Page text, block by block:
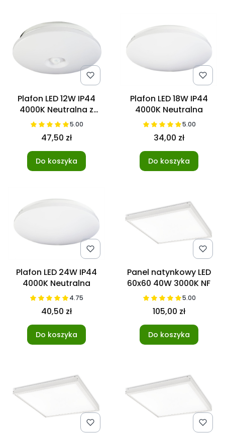
Plafon LED 12W IP44
4000K Neutralna z
czujnikiem ruchu
5.00
47,50 zł
Do koszyka
Plafon LED 18W IP44
4000K Neutralna
5.00
34,00 zł
Do koszyka
Plafon LED 24W IP44
4000K Neutralna
4.75
40,50 zł
Do koszyka
Panel natynkowy LED
60x60 40W 3000K NF
5.00
105,00 zł
Do koszyka